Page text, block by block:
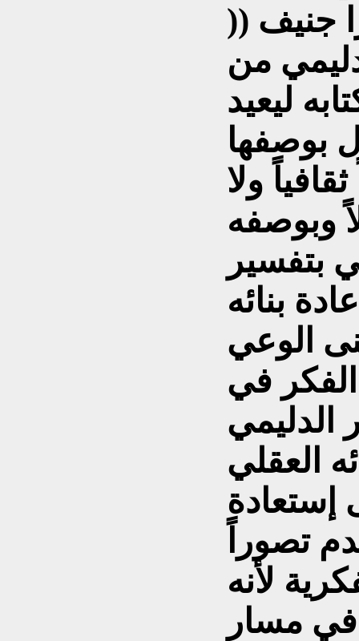
جنيف ((
من
ليعيد
بوصفها
ولا
وبوصفه
بتفسير
بنائه
الوعي
في
الدليمي
العقلي
إستعادة
تصوراً
لأنه
مسار